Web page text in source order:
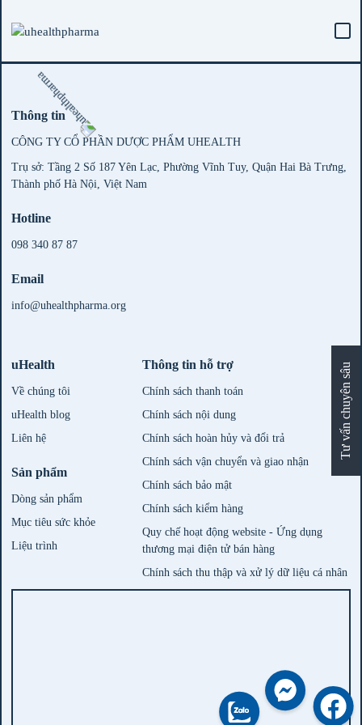
Thông tin
CÔNG TY CỔ PHẦN DƯỢC PHẨM UHEALTH
Trụ sở: Tầng 2 Số 187 Yên Lạc, Phường Vĩnh Tuy, Quận Hai Bà Trưng,
Thành phố Hà Nội, Việt Nam
Hotline
098 340 87 87
Email
info@uhealthpharma.org
uHealth
Về chúng tôi
uHealth blog
Liên hệ
Sản phẩm
Dòng sản phẩm
Mục tiêu sức khỏe
Liệu trình
Thông tin hỗ trợ
Chính sách thanh toán
Chính sách nội dung
Chính sách hoàn hủy và đổi trả
Chính sách vận chuyển và giao nhận
Chính sách bảo mật
Chính sách kiểm hàng
Quy chế hoạt động website - Ứng dụng
thương mại điện tử bán hàng
Chính sách thu thập và xử lý dữ liệu cá nhân
Tư vấn chuyên sâu